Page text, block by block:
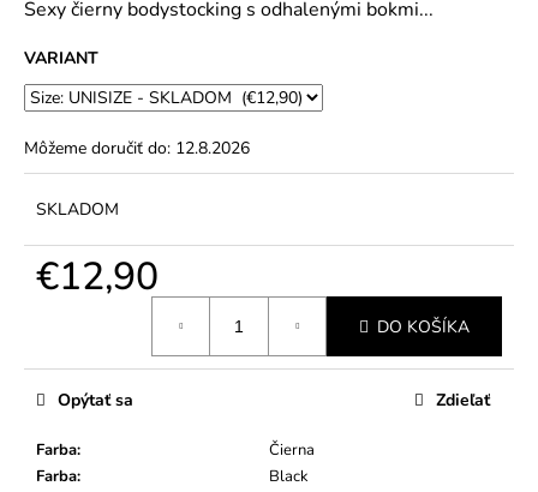
5
Sexy čierny bodystocking s odhalenými bokmi...
VARIANT
Môžeme doručiť do: 12.8.2026
SKLADOM
€12,90
DO KOŠÍKA
Farba:
Čierna
Farba:
Black
Opýtať sa Zdieľať
m
e